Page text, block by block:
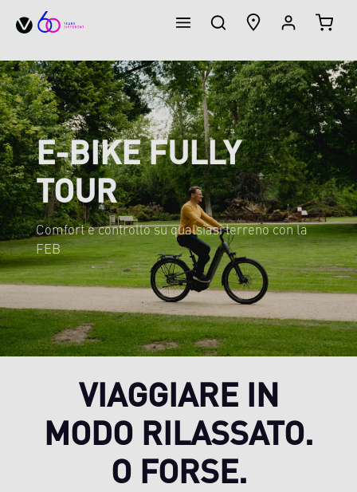
principale IL
E-BIKE FULLY
TOUR
Comfort e controllo su qualsiasi terreno con la
FEB
VIAGGIARE IN
MODO RILASSATO.
O FORSE.